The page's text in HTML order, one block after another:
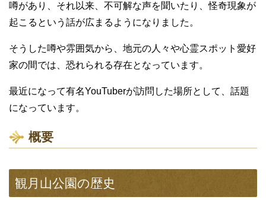
噂があり、それ以来、不可解な声を聞いたり、怪奇現象が
起こるという話が広まるようになりました。
そうした噂や雰囲気から、地元の人々や心霊スポット愛好
家の間では、恐れられる存在となっています。
最近になって有名YouTuberが訪問した場所として、話題
になっています。
概要
観月山公園の歴史